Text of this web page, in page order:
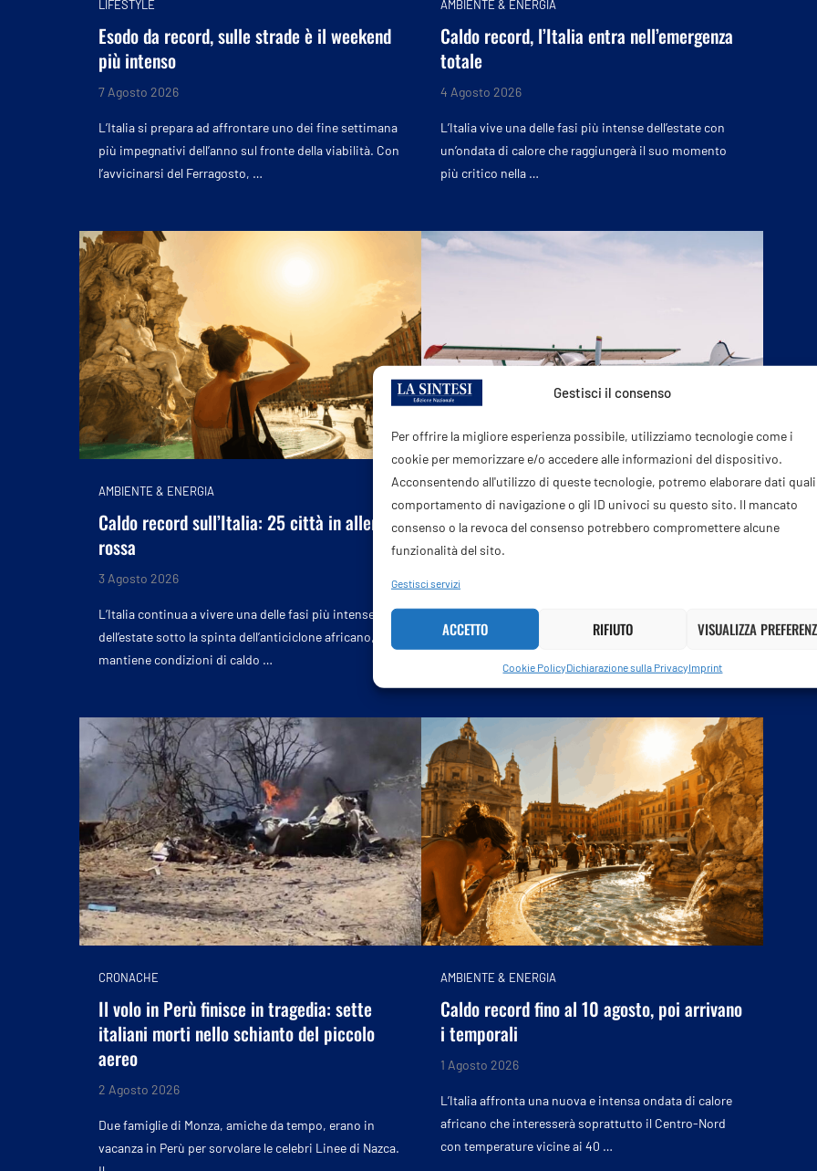
Gestisci il consenso
Per offrire la migliore esperienza possibile, utilizziamo tecnologie come i
cookie per memorizzare e/o accedere alle informazioni del dispositivo.
Acconsentendo all'utilizzo di queste tecnologie, potremo elaborare dati
comportamento di navigazione o gli ID univoci su questo sito. Il mancato
consenso o la revoca del consenso potrebbero compromettere alcune
funzionalità del sito.
Gestisci servizi
ACCETTO RIFIUTO VISUALIZZA
Cookie PolicyDichiarazione sulla PrivacyImprint
LIFESTYLE
Esodo da record, sulle strade è il weekend
più intenso
7 Agosto 2026
L’Italia si prepara ad affrontare uno dei fine settimana
più impegnativi dell’anno sul fronte della viabilità. Con
l’avvicinarsi del Ferragosto, …
AMBIENTE & ENERGIA
Caldo record, l’Italia entra nell’emergenza
totale
4 Agosto 2026
L’Italia vive una delle fasi più intense dell’estate con
un’ondata di calore che raggiungerà il suo momento
più critico nella …
AMBIENTE & ENERGIA
Caldo record sull’Italia: 25 città in allerta
rossa
3 Agosto 2026
L’Italia continua a vivere una delle fasi più intense
dell’estate sotto la spinta dell’anticiclone africano, che
mantiene condizioni di caldo …
CRONACHE
Perù, il giallo del Cessna caduto
3 Agosto 2026
Proseguono le indagini sul tragico incidente che ha
coinvolto un Cessna 208B Grand Caravan precipitato
sabato 1 agosto nei campi …
CRONACHE
Il volo in Perù finisce in tragedia: sette
italiani morti nello schianto del piccolo
aereo
2 Agosto 2026
Due famiglie di Monza, amiche da tempo, erano in
vacanza in Perù per sorvolare le celebri Linee di Nazca.
AMBIENTE & ENERGIA
Caldo record fino al 10 agosto, poi arrivano
i temporali
1 Agosto 2026
L’Italia affronta una nuova e intensa ondata di calore
africano che interesserà soprattutto il Centro-Nord
con temperature vicine ai 40 …